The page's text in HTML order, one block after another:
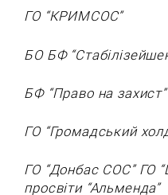
ГО “КРИМСОС”
БО БФ “
БФ “Право на захист”
ГО “Громадський
ГО “Донбас СОС” ГО
просвіти “Альменда”